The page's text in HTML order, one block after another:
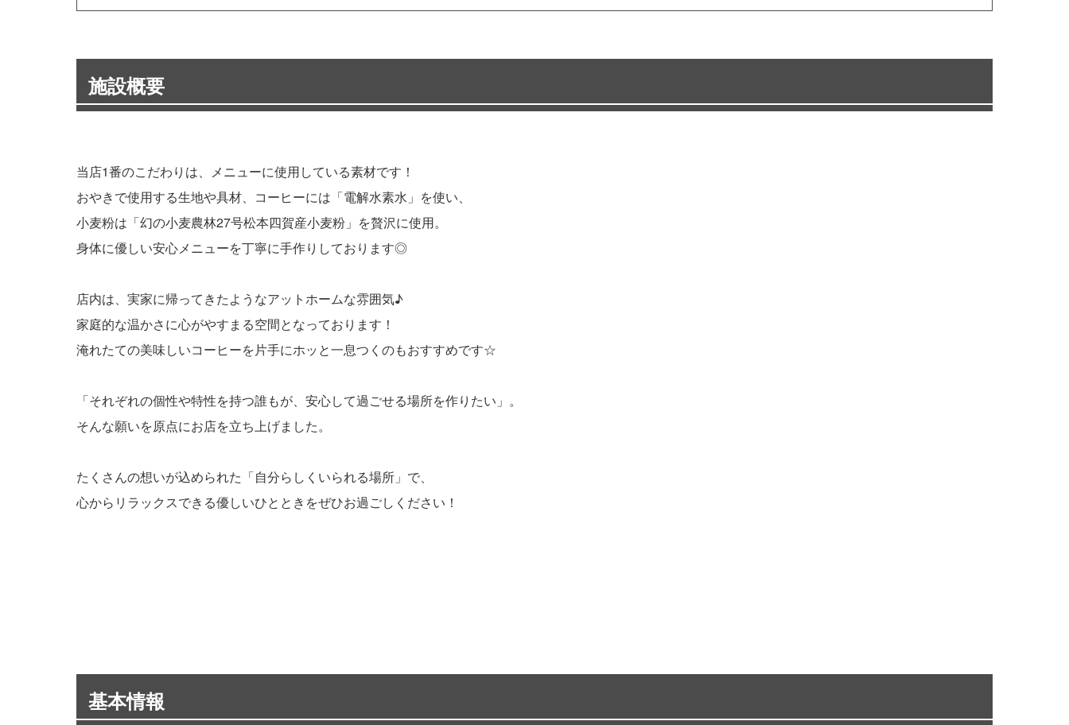
施設概要
当店1番のこだわりは、メニューに使用している素材です！
おやきで使用する生地や具材、コーヒーには「電解水素水」を使い、
小麦粉は「幻の小麦農林27号松本四賀産小麦粉」を贅沢に使用。
身体に優しい安心メニューを丁寧に手作りしております◎
店内は、実家に帰ってきたようなアットホームな雰囲気♪
家庭的な温かさに心がやすまる空間となっております！
淹れたての美味しいコーヒーを片手にホッと一息つくのもおすすめです☆
「それぞれの個性や特性を持つ誰もが、安心して過ごせる場所を作りたい」。
そんな願いを原点にお店を立ち上げました。
たくさんの想いが込められた「自分らしくいられる場所」で、
心からリラックスできる優しいひとときをぜひお過ごしください！
基本情報